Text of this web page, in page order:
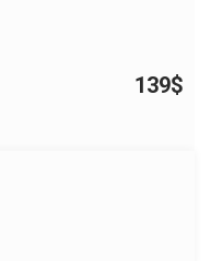
139$